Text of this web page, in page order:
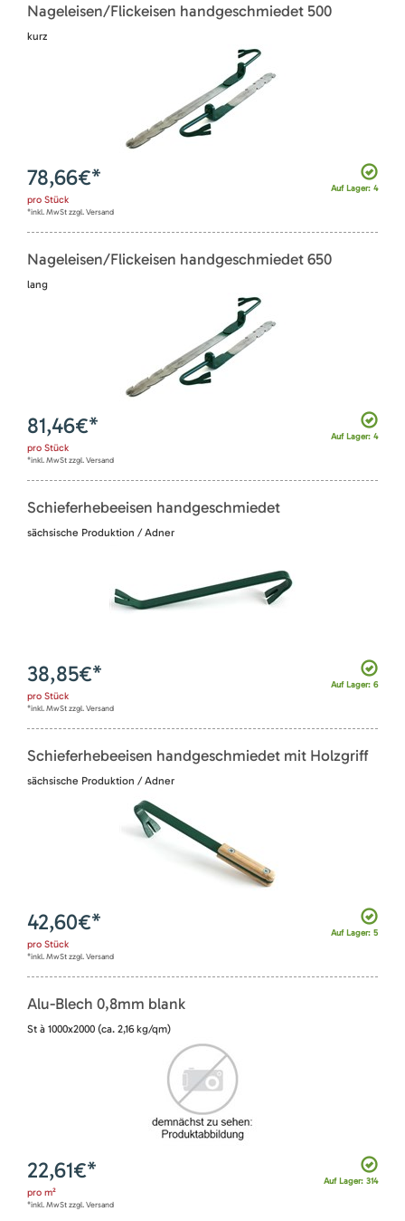
Nageleisen/Flickeisen handgeschmiedet 500
kurz
Auf Lager: 4
78,66€*
pro Stück
*inkl. MwSt zzgl. Versand
Nageleisen/Flickeisen handgeschmiedet 650
lang
Auf Lager: 4
81,46€*
pro Stück
*inkl. MwSt zzgl. Versand
Schieferhebeeisen handgeschmiedet
sächsische Produktion / Adner
Auf Lager: 6
38,85€*
pro Stück
*inkl. MwSt zzgl. Versand
Schieferhebeeisen handgeschmiedet mit Holzgriff
sächsische Produktion / Adner
Auf Lager: 5
42,60€*
pro Stück
*inkl. MwSt zzgl. Versand
Alu-Blech 0,8mm blank
St à 1000x2000 (ca. 2,16 kg/qm)
Auf Lager: 314
22,61€*
pro m²
*inkl. MwSt zzgl. Versand